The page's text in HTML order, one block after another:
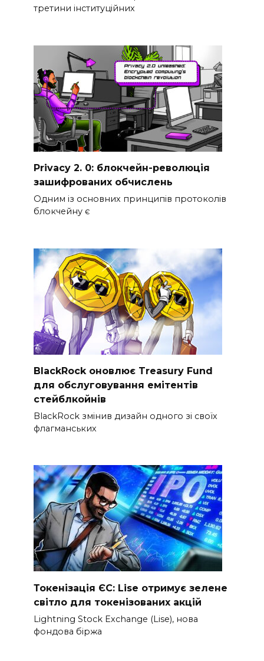
третини інституційних
Privacy 2. 0: блокчейн-революція
зашифрованих обчислень
Одним із основних принципів протоколів
блокчейну є
BlackRock оновлює Treasury Fund
для обслуговування емітентів
стейблкойнів
BlackRock змінив дизайн одного зі своїх
флагманських
Токенізація ЄС: Lise отримує зелене
світло для токенізованих акцій
Lightning Stock Exchange (Lise), нова
фондова біржа